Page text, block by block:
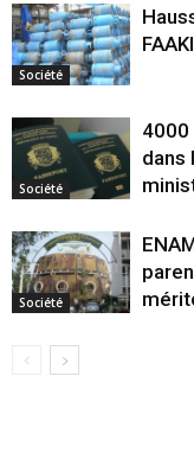
Société
Société
dans
Société